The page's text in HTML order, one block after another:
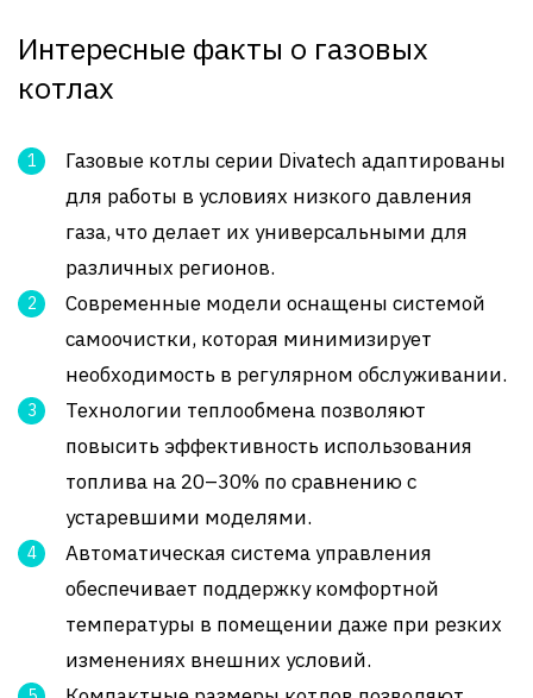
Интересные факты о газовых
котлах
Газовые котлы серии Divatech адаптированы
для работы в условиях низкого давления
газа, что делает их универсальными для
различных регионов.
Современные модели оснащены системой
самоочистки, которая минимизирует
необходимость в регулярном обслуживании.
Технологии теплообмена позволяют
повысить эффективность использования
топлива на 20–30% по сравнению с
устаревшими моделями.
Автоматическая система управления
обеспечивает поддержку комфортной
температуры в помещении даже при резких
изменениях внешних условий.